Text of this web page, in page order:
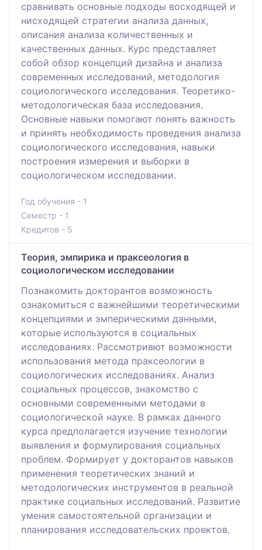
сравнивать основные подходы восходящей и
нисходящей стратегии анализа данных,
описания анализа количественных и
качественных данных. Курс представляет
собой обзор концепций дизайна и анализа
современных исследований, методология
социологического исследования. Теоретико-
методологическая база исследования.
Основные навыки помогают понять важность
и принять необходимость проведения анализа
социологического исследования, навыки
построения измерения и выборки в
социологическом исследовании.
Год обучения - 1
Семестр - 1
Кредитов - 5
Теория, эмпирика и праксеология в
социологическом исследовании
Познакомить докторантов возможность
ознакомиться с важнейшими теоретическими
концепциями и эмперическими данными,
которые используются в социальных
исследованиях. Рассмотривют возможности
использования метода праксеологии в
социологических исследованиях. Анализ
социальных процессов, знакомство с
основными современными методами в
социологической науке. В рамках данного
курса предполагается изучение технологии
выявления и формулирования социальных
проблем. Формирует у докторантов навыков
применения теоретических знаний и
методологических инструментов в реальной
практике социальных исследований. Развитие
умения самостоятельной организации и
планирования исследовательских проектов.